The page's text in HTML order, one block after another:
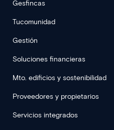
Gesfincas
Tucomunidad
Gestión
Soluciones financieras
Mto. edificios y sostenibilidad
Proveedores y propietarios
Servicios integrados